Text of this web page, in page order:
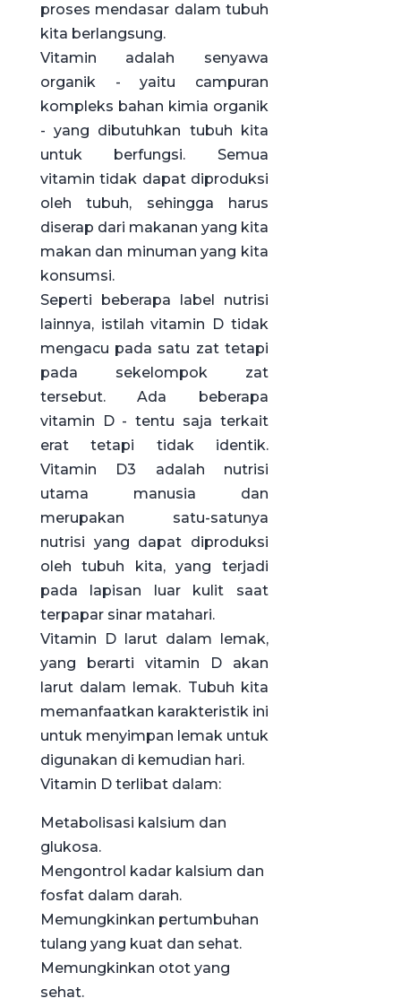
proses mendasar dalam tubuh
kita berlangsung.
Vitamin adalah senyawa
organik - yaitu campuran
kompleks bahan kimia organik
- yang dibutuhkan tubuh kita
untuk berfungsi. Semua
vitamin tidak dapat diproduksi
oleh tubuh, sehingga harus
diserap dari makanan yang kita
makan dan minuman yang kita
konsumsi.
Seperti beberapa label nutrisi
lainnya, istilah vitamin D tidak
mengacu pada satu zat tetapi
pada sekelompok zat
tersebut. Ada beberapa
vitamin D - tentu saja terkait
erat tetapi tidak identik.
Vitamin D3 adalah nutrisi
utama manusia dan
merupakan satu-satunya
nutrisi yang dapat diproduksi
oleh tubuh kita, yang terjadi
pada lapisan luar kulit saat
terpapar sinar matahari.
Vitamin D larut dalam lemak,
yang berarti vitamin D akan
larut dalam lemak. Tubuh kita
memanfaatkan karakteristik ini
untuk menyimpan lemak untuk
digunakan di kemudian hari.
Vitamin D terlibat dalam:
Metabolisasi kalsium dan
glukosa.
Mengontrol kadar kalsium dan
fosfat dalam darah.
Memungkinkan pertumbuhan
tulang yang kuat dan sehat.
Memungkinkan otot yang
sehat.